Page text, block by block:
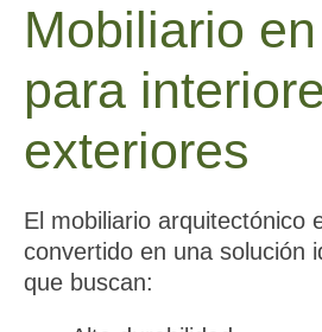
Mobiliario
para
exteriores
El mobiliario arquitectónico
convertido en una solución
que buscan: